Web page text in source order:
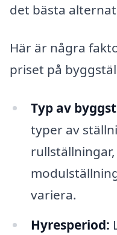
det bästa
Här är några
priset på
Typ av
typer av
variera.
Hyresperiod: